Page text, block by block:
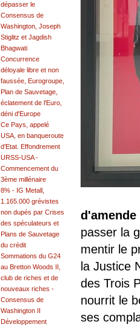
d'amende
passer la
mentir le
la Justice
des Trois
nourrit le
ses
dépasser le
Consensus de
Washington, Joseph
Stiglitz et Jagdish
Bhagwati
Concurrence
déloyale libre et non
faussée, Eurogroupe,
Plan de Sauvetage,
éclatement de l'Euro,
déni d'Europe
Ce Pays, appelé
USA, en banqueroute
d'Etat. Effondrement
URSS-USA -
Commencement du
3ème millénaire
8% - IG Metall,
1.165.000 grévistes
non dupés par Crises
des spéculateurs et
Plans de Sauvetage
du crédit
Sommations du G24
au Bretton Woods II,
club de riches et de
nouveaux riches -
Consensus de
Washington II
Développement